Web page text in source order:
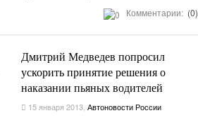
Комментарии: (0)
Дмитрий Медведев попросил
ускорить принятие решения о
наказании пьяных водителей
15 января 2013, Автоновости России